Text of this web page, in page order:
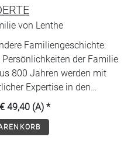
von Lenthe
Familiengeschichte:
der Familie
800 Jahren werden mit
Expertise in den
Kontext gestellt.
€ 49,40 (A) *